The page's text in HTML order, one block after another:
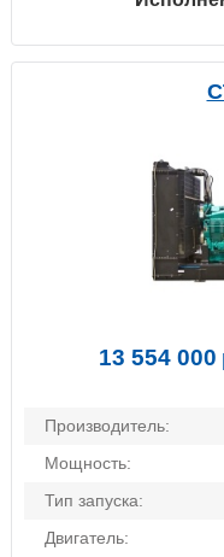
13 554 000
Производитель:
Мощность:
Тип запуска:
Двигатель: